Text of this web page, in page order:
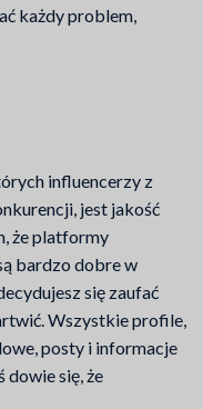
każdy problem,
influencerzy z
jest jakość
że platformy
bardzo dobre w
się zaufać
Wszystkie profile,
posty i informacje
dowie się, że